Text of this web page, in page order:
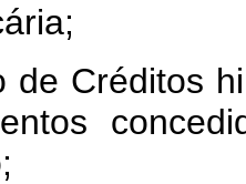
de Créditos